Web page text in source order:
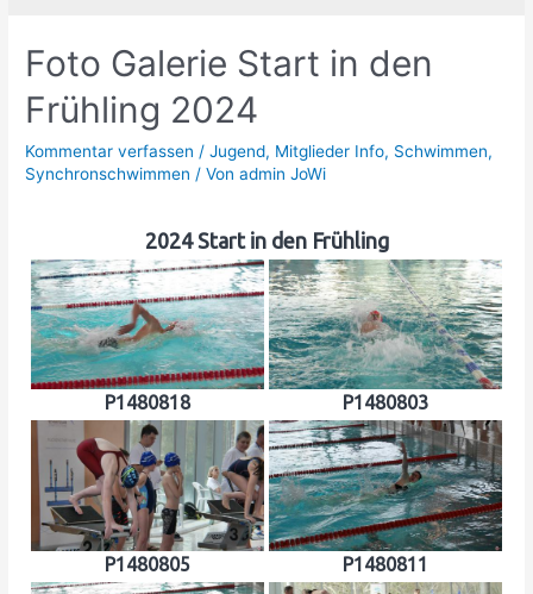
Foto Galerie Start in den
Frühling 2024
Kommentar verfassen /Jugend, Mitglieder Info, Schwimmen,
Synchronschwimmen / Vonadmin JoWi
2024 Start in den Frühling
P1480818 P1480803
P1480805 P1480811